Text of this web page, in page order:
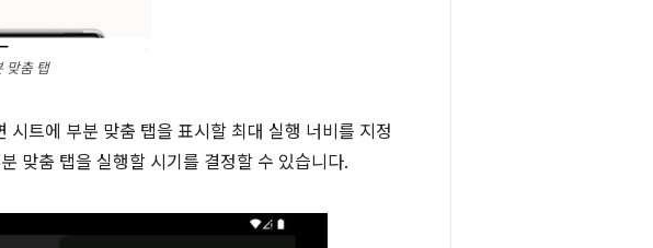
맞춤 탭
트에 부분 맞춤 탭을 표시할 최대 실행 너비를 지정
맞춤 탭을 실행할 시기를 결정할 수 있습니다.